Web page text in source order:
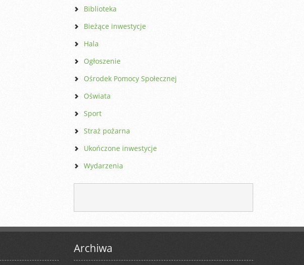
Biblioteka
Bieżące inwestycje
Hala
Ogłoszenie
Ośrodek Pomocy Społecznej
Oświata
Sport
Straż pożarna
Ukończone inwestycje
Wydarzenia
Archiwa